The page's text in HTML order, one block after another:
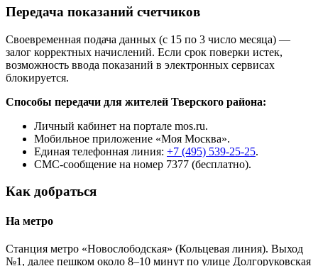
Передача показаний счетчиков
Своевременная подача данных (с 15 по 3 число месяца) —
залог корректных начислений. Если срок поверки истек,
возможность ввода показаний в электронных сервисах
блокируется.
Способы передачи для жителей Тверского района:
Личный кабинет на портале mos.ru.
Мобильное приложение «Моя Москва».
Единая телефонная линия: +7 (495) 539-25-25.
СМС-сообщение на номер 7377 (бесплатно).
Как добраться
На метро
Станция метро «Новослободская» (Кольцевая линия). Выход
№1, далее пешком около 8–10 минут по улице Долгоруковская